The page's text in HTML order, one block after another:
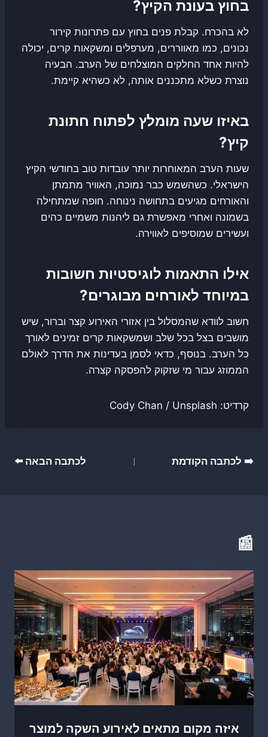
בחוץ בעונת הקיץ?
לא בהכרח. קבלת פנים בחוץ עם פתרונות קירור
נכונים, כמו מאווררים, מערפלים ומשקאות קרים, יכולה
להיות אחד החלקים המוצלחים של הערב. הבעיה
נוצרת כשלא מתכננים אותה, לא כשהיא קיימת.
באיזו שעה מומלץ לפתוח חתונת
קיץ?
שעות הערב המאוחרות יותר עובדות טוב בחודשי הקיץ
הישראלי. כשהשמש כבר נמוכה, האוויר מתמתן
והאורחים מגיעים בתחושה נינוחה. חופה שמתחילה
בשמונה ואחרי מאפשרת גם ליהנות משמיים כהים
ועשירים שמוסיפים לאווירה.
אילו התאמות לוגיסטיות חשובות
במיוחד לאורחים מבוגרים?
חשוב לוודא שהמסלול בין אזורי האירוע קצר וברור, שיש
מושבים בצל בכל שלב ושמשקאות קרים זמינים לאורך
כל הערב. בנוסף, כדאי לסמן בעדינות את הדרך לאולם
הממוזג עבור מי שזקוק להפסקה קצרה.
קרדיט: Cody Chan / Unsplash
ניווט
➡️ לכתבה הקודמת לכתבה הבאה ⬅️
📰
איזה מקום מתאים לאירוע השקה למוצר